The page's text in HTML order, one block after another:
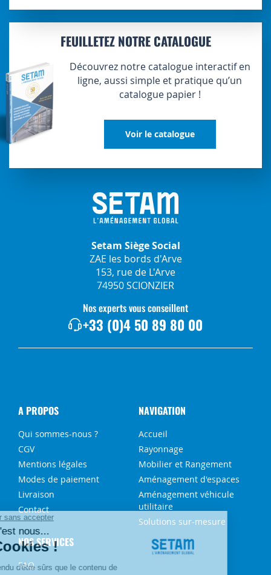
FEUILLETEZ NOTRE CATALOGUE
Découvrez notre catalogue interactif en
ligne, aussi simple et pratique qu’un
catalogue papier !
Voir le catalogue
Setam Siège Social
ZAE les bords d'Arve
153, rue de L'Arve
74950 SCIONZIER
Nos experts vous conseillent
+33 (0)4 50 89 80 00
A PROPOS
Qui sommes-nous ?
CGV
Mentions légales
Modes de paiement
Livraison
Contact
NAVIGATION
Accueil
Rayonnage
Mobilier et Rangement
Aménagement d'espaces
Aménagement véhicule
utilitaire
Solutions sur-mesure
NOS SERVICES
FAQ